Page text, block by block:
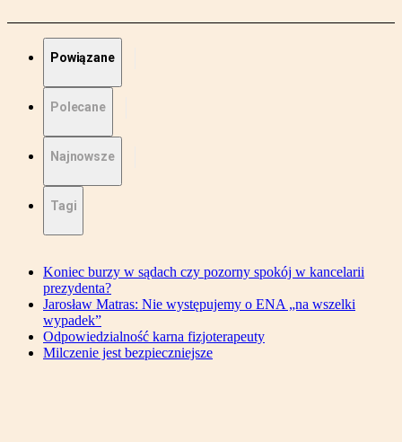
Powiązane
Polecane
Najnowsze
Tagi
Koniec burzy w sądach czy pozorny spokój w kancelarii
prezydenta?
Jarosław Matras: Nie występujemy o ENA „na wszelki
wypadek”
Odpowiedzialność karna fizjoterapeuty
Milczenie jest bezpieczniejsze